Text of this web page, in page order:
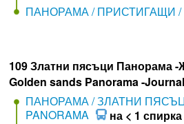
ПАНОРАМА / ПРИСТИГАЩИ /
109 Златни пясъци Панорама
Golden sands Panorama -
ПАНОРАМА / ЗЛАТНИ
PANORAMA
на < 1